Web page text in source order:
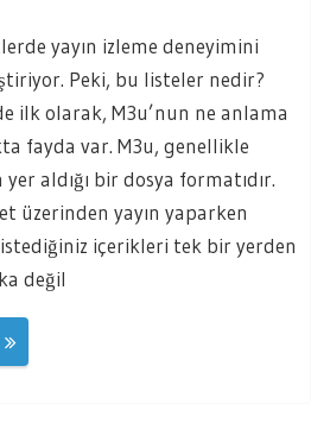
yayın izleme deneyimini
Peki, bu listeler nedir?
ilk olarak, M3u’nun ne anlama
fayda var. M3u, genellikle
aldığı bir dosya formatıdır.
üzerinden yayın yaparken
içerikleri tek bir yerden
değil